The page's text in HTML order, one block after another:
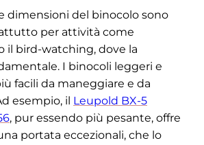
dimensioni del binocolo sono
per attività come
il bird-watching, dove la
I binocoli leggeri e
facili da maneggiare e da
esempio, il Leupold BX-5
, pur essendo più pesante, offre
portata eccezionali, che lo